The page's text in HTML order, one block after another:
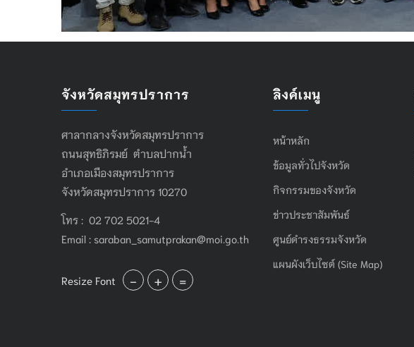
จังหวัดสมุทรปราการ
ศาลากลางจังหวัดสมุทรปราการ
ถนนสุทธิภิรมย์ ตำบลปากน้ำ
อำเภอเมืองสมุทรปราการ
จังหวัดสมุทรปราการ 10270
โทร : 02 702 5021-4
Email : saraban_samutprakan@moi.go.th
Resize Font - + =
ลิงค์เมนู
หน้าหลัก
ข้อมูลทั่วไปจังหวัด
กิจกรรมของจังหวัด
ข่าวประชาสัมพันธ์
ศูนย์ดำรงธรรมจังหวัด
แผนผังเว็บไซต์ (Site Map)